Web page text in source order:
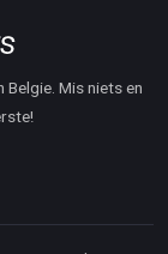
Mis niets en